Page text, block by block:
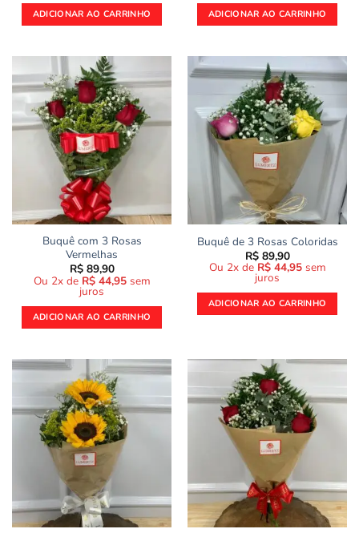
ADICIONAR AO CARRINHO ADICIONAR AO CARRINHO
Buquê com 3 Rosas
Vermelhas
R$89,90
Ou 2x de R$44,95 sem
juros
ADICIONAR AO CARRINHO
Buquê de 3 Rosas Coloridas
R$89,90
Ou 2x de R$44,95 sem
juros
ADICIONAR AO CARRINHO